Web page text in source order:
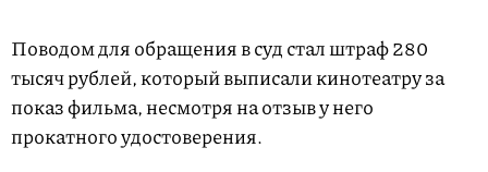
Поводом для обращения в суд стал штраф 280
тысяч рублей, который выписали кинотеатру за
показ фильма, несмотря на отзыв у него
прокатного удостоверения.